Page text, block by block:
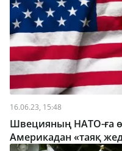
16.06.23, 15:48
Швецияның НАТО-ға
Америкадан «таяқ